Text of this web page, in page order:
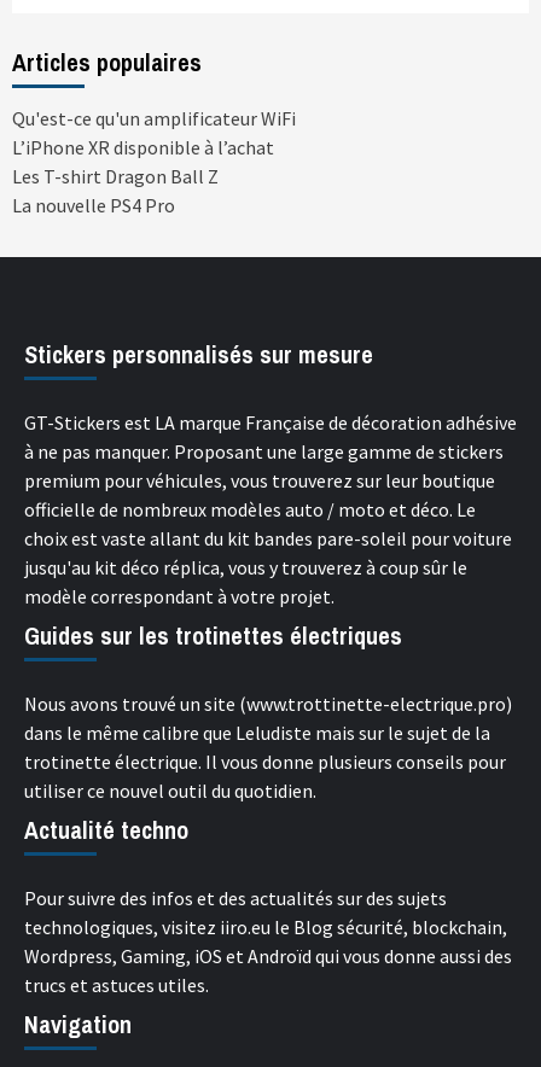
Articles populaires
Qu'est-ce qu'un amplificateur WiFi
L’iPhone XR disponible à l’achat
Les T-shirt Dragon Ball Z
La nouvelle PS4 Pro
Stickers personnalisés sur mesure
GT-Stickers est LA marque Française de décoration adhésive
à ne pas manquer. Proposant une large gamme de stickers
premium pour véhicules, vous trouverez sur leur boutique
officielle de nombreux modèles auto / moto et déco. Le
choix est vaste allant du kit bandes pare-soleil pour voiture
jusqu'au kit déco réplica, vous y trouverez à coup sûr le
modèle correspondant à votre projet.
Guides sur les trotinettes électriques
Nous avons trouvé un site (www.trottinette-electrique.pro)
dans le même calibre que Leludiste mais sur le sujet de la
trotinette électrique. Il vous donne plusieurs conseils pour
utiliser ce nouvel outil du quotidien.
Actualité techno
Pour suivre des infos et des actualités sur des sujets
technologiques, visitez iiro.eu le Blog sécurité, blockchain,
Wordpress, Gaming, iOS et Androïd qui vous donne aussi des
trucs et astuces utiles.
Navigation